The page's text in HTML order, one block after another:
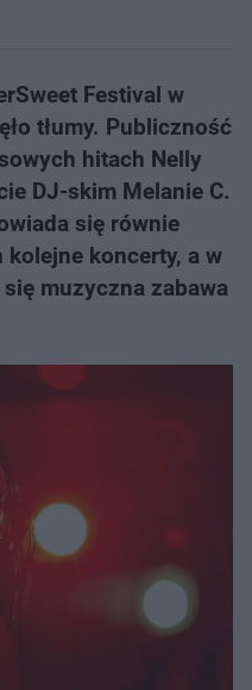
Festival w
tłumy. Publiczność
hitach Nelly
DJ-skim Melanie C.
się równie
koncerty, a w
muzyczna zabawa